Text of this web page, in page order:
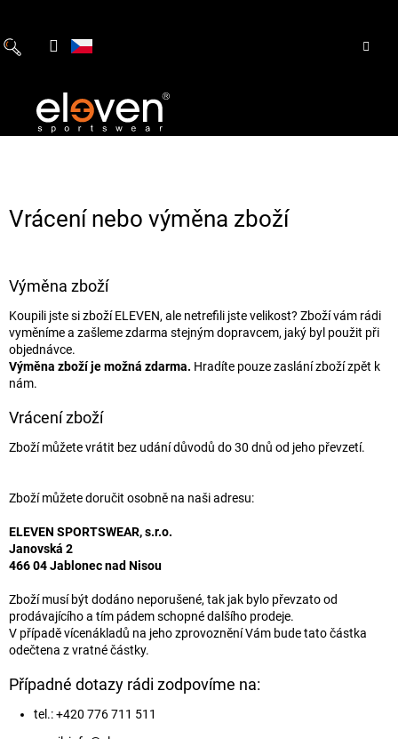
obsah
Vrácení nebo výměna zboží
Výměna zboží
Koupili jste si zboží ELEVEN, ale netrefili jste velikost? Zboží vám rádi
vyměníme a zašleme zdarma stejným dopravcem, jaký byl použit při
objednávce.
Výměna zboží je možná zdarma. Hradíte pouze zaslání zboží zpět k
nám.
Vrácení zboží
Zboží můžete vrátit bez udání důvodů do 30 dnů od jeho převzetí.
Zboží můžete doručit osobně na naši adresu:
ELEVEN SPORTSWEAR, s.r.o.
Janovská 2
466 04 Jablonec nad Nisou
Zboží musí být dodáno neporušené, tak jak bylo převzato od
prodávajícího a tím pádem schopné dalšího prodeje.
V případě vícenákladů na jeho zprovoznění Vám bude tato částka
odečtena z vratné částky.
Případné dotazy rádi zodpovíme na:
tel.: +420 776 711 511